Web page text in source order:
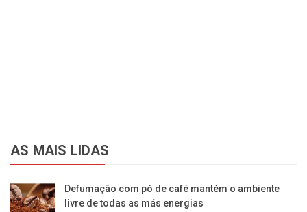
AS MAIS LIDAS
Defumação com pó de café mantém o ambiente
livre de todas as más energias